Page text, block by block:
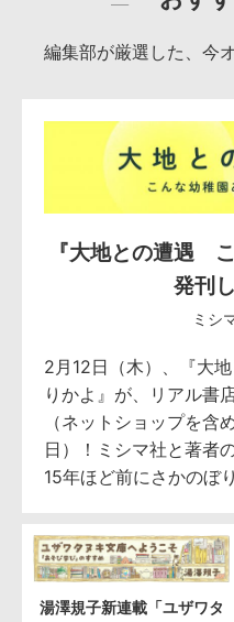
編集部が厳選した、今
『大地との遭遇
発刊
ミシ
2月12日（木）、『大
りかよ』が、リアル書
（ネットショップを含
日）！ミシマ社と著者
15年ほど前にさかのぼ
湯澤規子新連載「ユザワタ